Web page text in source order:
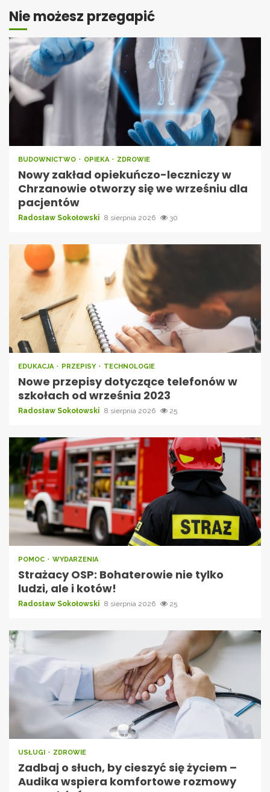
Nie możesz przegapić
BUDOWNICTWO OPIEKA ZDROWIE
Nowy zakład opiekuńczo-leczniczy w
Chrzanowie otworzy się we wrześniu dla
pacjentów
Radosław Sokołowski 8 sierpnia 2026 30
EDUKACJA PRZEPISY TECHNOLOGIE
Nowe przepisy dotyczące telefonów w
szkołach od września 2023
Radosław Sokołowski 8 sierpnia 2026 25
POMOC WYDARZENIA
Strażacy OSP: Bohaterowie nie tylko
ludzi, ale i kotów!
Radosław Sokołowski 8 sierpnia 2026 25
USŁUGI ZDROWIE
Zadbaj o słuch, by cieszyć się życiem –
Audika wspiera komfortowe rozmowy